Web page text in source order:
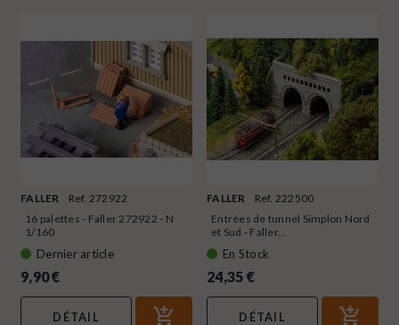
FALLER
Ref. 272922
16 palettes - Faller 272922 - N
1/160
Dernier article
9,90 €
DÉTAIL
FALLER
Ref. 222500
Entrées de tunnel Simplon Nord
et Sud - Faller...
En Stock
24,35 €
DÉTAIL